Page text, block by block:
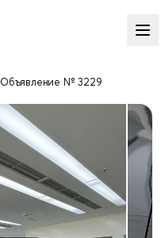
Объявление № 3229